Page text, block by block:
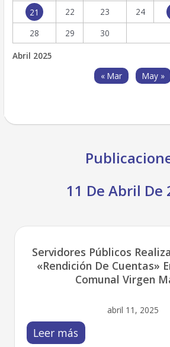
Abril 2025
21
22 23 24
28
29 30
« Mar May »
11 De Abril De
Servidores Públicos
«Rendición De Cuentas»
Comunal Virgen
abril 11, 2025
Leer más